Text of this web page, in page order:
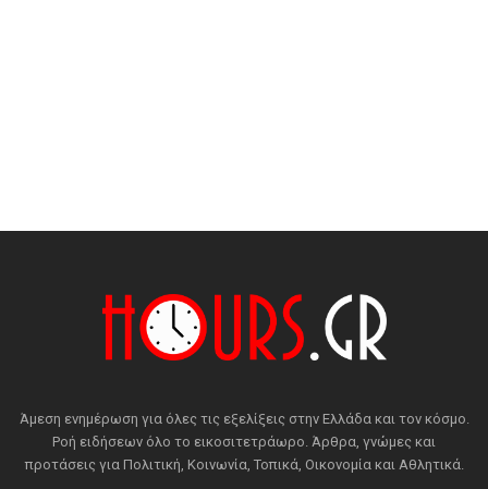
Άμεση ενημέρωση για όλες τις εξελίξεις στην Ελλάδα και τον κόσμο.
Ροή ειδήσεων όλο το εικοσιτετράωρο. Άρθρα, γνώμες και
προτάσεις για Πολιτική, Κοινωνία, Τοπικά, Οικονομία και Αθλητικά.